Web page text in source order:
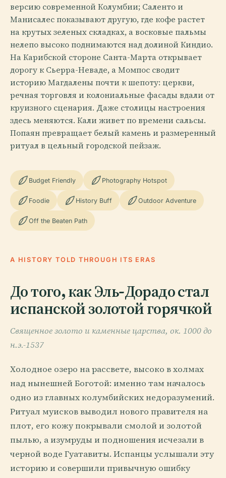
версию современной Колумбии; Саленто и
Манисалес показывают другую, где кофе растет
на крутых зеленых складках, а восковые пальмы
нелепо высоко поднимаются над долиной Киндио.
На Карибской стороне Санта-Марта открывает
дорогу к Сьерра-Неваде, а Момпос сводит
историю Магдалены почти к шепоту: церкви,
речная торговля и колониальные фасады вдали от
круизного сценария. Даже столицы настроения
здесь меняются. Кали живет по времени сальсы.
Попаян превращает белый камень и размеренный
ритуал в цельный городской пейзаж.
Budget Friendly Photography Hotspot
Foodie History Buff Outdoor Adventure
Off the Beaten Path
A HISTORY TOLD THROUGH ITS ERAS
До того, как Эль-Дорадо стал
испанской золотой горячкой
Священное золото и каменные царства, ок. 1000 до
н.э.-1537
Холодное озеро на рассвете, высоко в холмах
над нынешней Боготой: именно там началось
одно из главных колумбийских недоразумений.
Ритуал муисков выводил нового правителя на
плот, его кожу покрывали смолой и золотой
пылью, а изумруды и подношения исчезали в
черной воде Гуатавиты. Испанцы услышали эту
историю и совершили привычную ошибку